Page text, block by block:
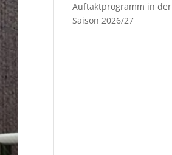
Auftaktprogramm in der
Saison 2026/27